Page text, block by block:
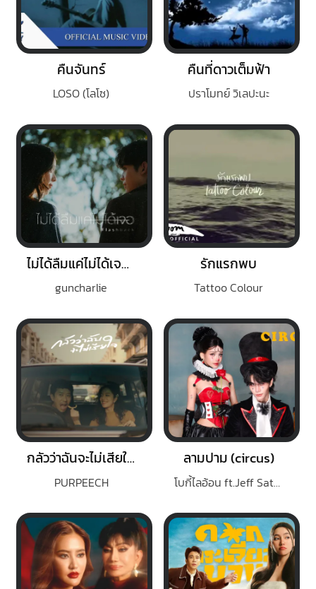
คืนจันทร์
LOSO (โลโซ)
คืนที่ดาวเต็มฟ้า
ปราโมทย์ วิเลปะนะ
ไม่ได้ลืมแค่ไม่ได้เจอ (Flashback)
guncharlie
รักแรกพบ
Tattoo Colour
กลัวว่าฉันจะไม่เสียใจ (Fear)
PURPEECH
ลามปาม (circus)
โบกี้ไลอ้อน ft.Jeff Satur